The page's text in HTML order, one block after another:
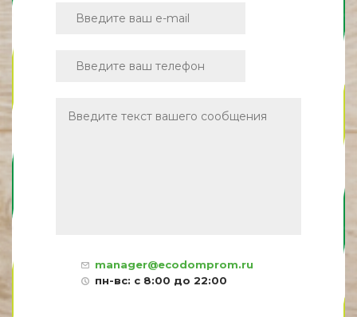
manager@ecodomprom.ru
пн-вс: с 8:00 до 22:00